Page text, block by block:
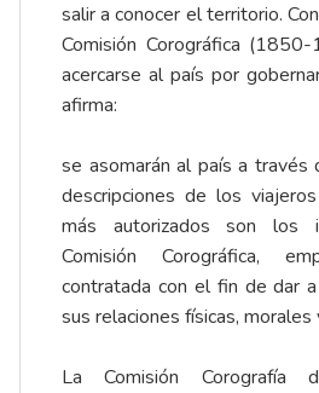
salir a conocer el territorio.
Comisión Corográfica
acercarse al país por
afirma:
se asomarán al país a través
descripciones de los
más autorizados son los
Comisión Corográfica,
contratada con el fin de dar
sus relaciones físicas, morales
La Comisión Corografía